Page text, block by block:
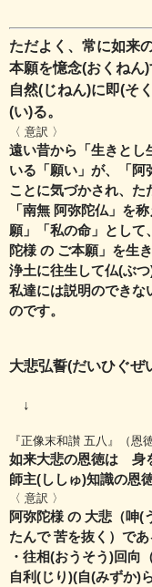
ただよく、常に如来
本願を憶念(おくねん)
自然(じねん)に即(そ
(い)る。
〈 意訳 〉
遠い昔から「生きとし
いる「願い」が、
「
ことに気づかされ、 た
「南無 阿弥陀仏」を称
願」「私の命」として、
陀様 の ご本願」を生
浄土に往生して仏(ぶ
私達には説明のできな
のです。
大悲弘誓(だいひぐぜ
↓
『正像末和讃 五八』（恩
如来大悲の恩徳は 身
師主(ししゅ)知識の恩
〈 意訳 〉
阿弥陀様 の 大悲（呻(
たんで 苦を抜く）であ
・往相(おうそう)回向
自利(じり)(自(みずか)